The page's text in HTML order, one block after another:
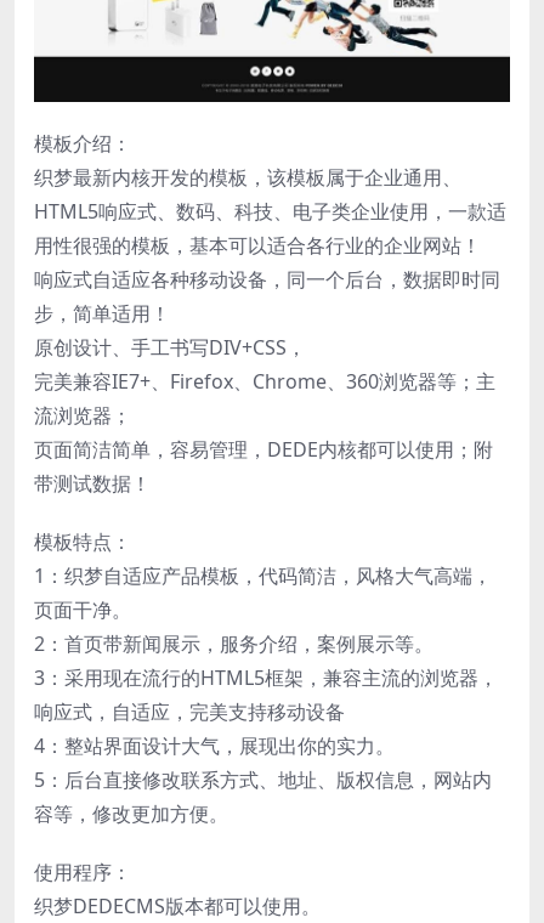
模板介绍：
织梦最新内核开发的模板，该模板属于企业通用、
HTML5响应式、数码、科技、电子类企业使用，一款适
用性很强的模板，基本可以适合各行业的企业网站！
响应式自适应各种移动设备，同一个后台，数据即时同
步，简单适用！
原创设计、手工书写DIV+CSS，
完美兼容IE7+、Firefox、Chrome、360浏览器等；主
流浏览器；
页面简洁简单，容易管理，DEDE内核都可以使用；附
带测试数据！
模板特点：
1：织梦自适应产品模板，代码简洁，风格大气高端，
页面干净。
2：首页带新闻展示，服务介绍，案例展示等。
3：采用现在流行的HTML5框架，兼容主流的浏览器，
响应式，自适应，完美支持移动设备
4：整站界面设计大气，展现出你的实力。
5：后台直接修改联系方式、地址、版权信息，网站内
容等，修改更加方便。
使用程序：
织梦DEDECMS版本都可以使用。